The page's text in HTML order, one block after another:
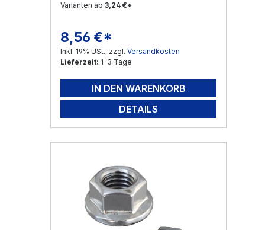
Varianten ab 3,24 €*
Regulärer Preis:
8,56 €*
Inkl. 19% USt., zzgl. Versandkosten
Lieferzeit: 1-3 Tage
IN DEN WARENKORB
DETAILS